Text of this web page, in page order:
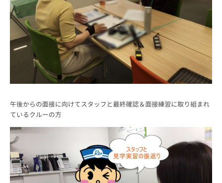
午後からの面接に向けてスタッフと最終確認＆面接練習に取り組まれ
ているクルーの方